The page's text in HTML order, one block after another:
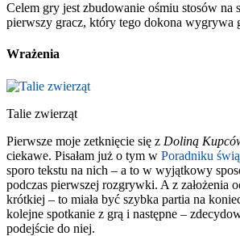
Celem gry jest zbudowanie ośmiu stosów na
pierwszy gracz, który tego dokona wygrywa
Wrażenia
Talie zwierząt
Pierwsze moje zetknięcie się z Doliną
ciekawe. Pisałam już o tym w Poradniku
sporo tekstu na nich – a to w wyjątkowy
podczas pierwszej rozgrywki. A z założenia
krótkiej – to miała być szybka partia na
kolejne spotkanie z grą i następne –
podejście do niej.